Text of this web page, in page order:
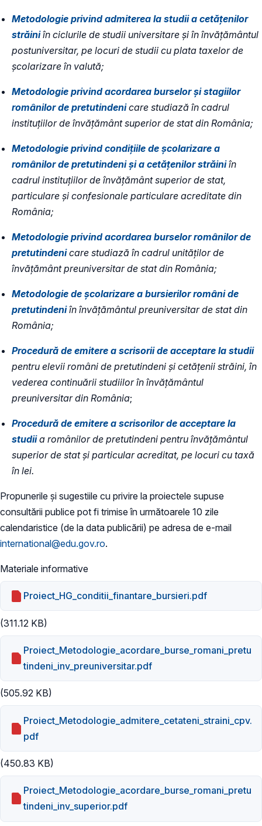
Metodologie privind admiterea la studii a cetățenilor
străini în ciclurile de studii universitare și în învățământul
postuniversitar, pe locuri de studii cu plata taxelor de
școlarizare în valută;
Metodologie privind acordarea burselor și stagiilor
românilor de pretutindeni care studiază în cadrul
instituțiilor de învățământ superior de stat din România;
Metodologie privind condițiile de școlarizare a
românilor de pretutindeni și a cetățenilor străini în
cadrul instituțiilor de învățământ superior de stat,
particulare și confesionale particulare acreditate din
România;
Metodologie privind acordarea burselor românilor de
pretutindenicare studiază în cadrul unităților de
învățământ preuniversitar de stat din România;
Metodologie de școlarizare a bursierilor români de
pretutindeniîn învățământul preuniversitar de stat din
România;
Procedură de emitere a scrisorii de acceptare la studii
pentru elevii români de pretutindeni și cetățenii străini, în
vederea continuării studiilor în învățământul
preuniversitar din România;
Procedură de emitere a scrisorilor de acceptare la
studii a românilor de pretutindeni pentru învățământul
superior de stat și particular acreditat, pe locuri cu taxă
în lei.
Propunerile și sugestiile cu privire la proiectele supuse
consultării publice pot fi trimise în următoarele 10 zile
calendaristice (de la data publicării) pe adresa de e-mail
international@edu.gov.ro.
Materiale informative
Proiect_HG_conditii_finantare_bursieri.pdf
(311.12 KB)
Proiect_Metodologie_acordare_burse_romani_pretu
tindeni_inv_preuniversitar.pdf
(505.92 KB)
Proiect_Metodologie_admitere_cetateni_straini_cpv.
pdf
(450.83 KB)
Proiect_Metodologie_acordare_burse_romani_pretu
tindeni_inv_superior.pdf